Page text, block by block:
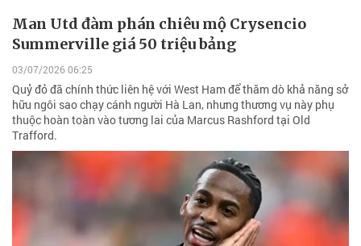
Man Utd đàm phán chiêu mộ Crysencio
Summerville giá 50 triệu bảng
03/07/2026 06:25
Quỷ đỏ đã chính thức liên hệ với West Ham để thăm dò khả năng sở
hữu ngôi sao chạy cánh người Hà Lan, nhưng thương vụ này phụ
thuộc hoàn toàn vào tương lai của Marcus Rashford tại Old
Trafford.